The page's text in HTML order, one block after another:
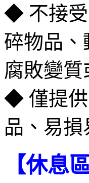
◆ 不接受
碎物品
腐敗變
◆ 僅提供
品、易
【休息區